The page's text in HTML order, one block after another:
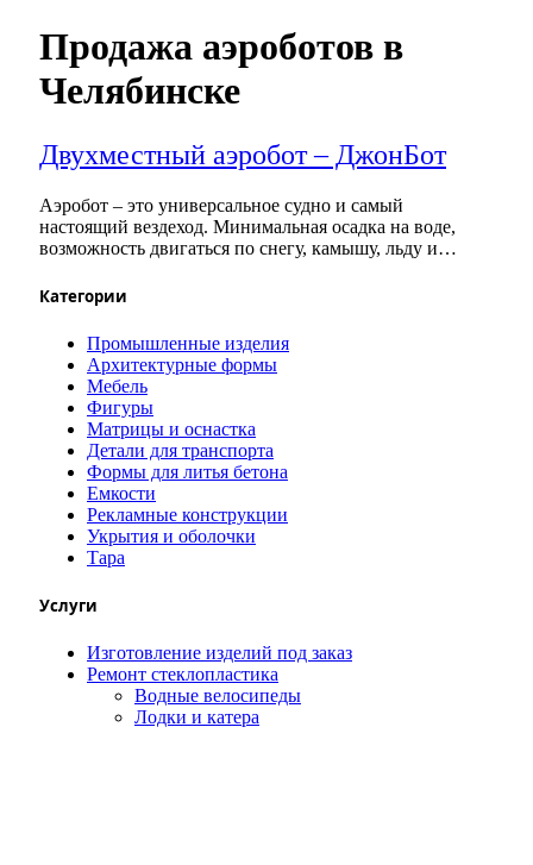
Продажа аэроботов в
Челябинске
Двухместный аэробот – ДжонБот
Аэробот – это универсальное судно и самый
настоящий вездеход. Минимальная осадка на воде,
возможность двигаться по снегу, камышу, льду и…
Категории
Промышленные изделия
Архитектурные формы
Мебель
Фигуры
Матрицы и оснастка
Детали для транспорта
Формы для литья бетона
Емкости
Рекламные конструкции
Укрытия и оболочки
Тара
Услуги
Изготовление изделий под заказ
Ремонт стеклопластика
Водные велосипеды
Лодки и катера